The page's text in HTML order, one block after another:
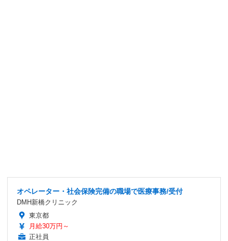
オペレーター・社会保険完備の職場で医療事務/受付
DMH新橋クリニック
東京都
月給30万円～
正社員